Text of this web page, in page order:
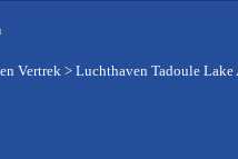
Vertrek > Luchthaven Tadoule